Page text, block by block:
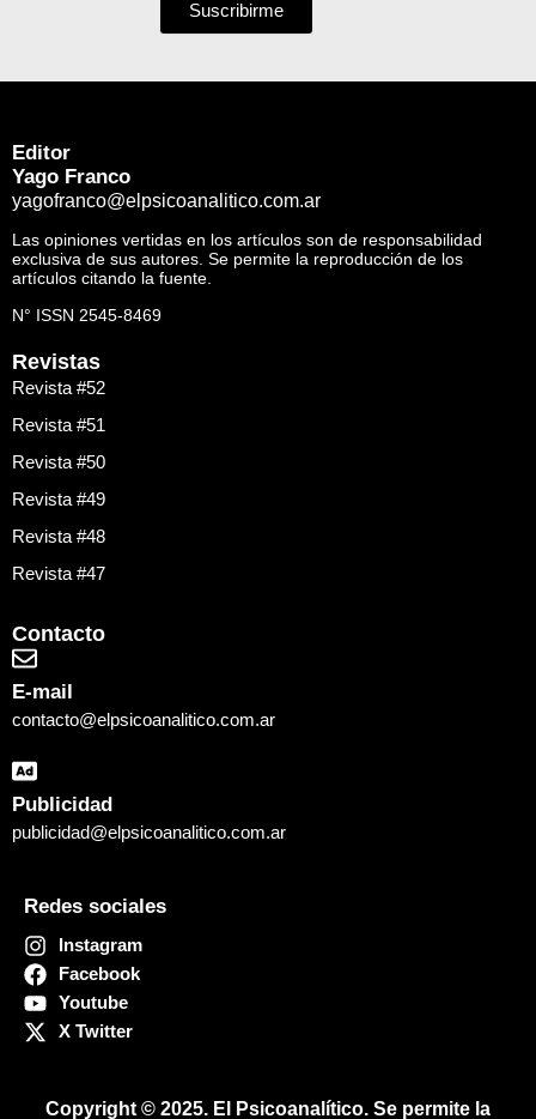
Suscribirme
Editor
Yago Franco
yagofranco@elpsicoanalitico.com.ar
Las opiniones vertidas en los artículos son de responsabilidad
exclusiva de sus autores. Se permite la reproducción de los
artículos citando la fuente.
N° ISSN 2545-8469
Revistas
Revista #52
Revista #51
Revista #50
Revista #49
Revista #48
Revista #47
Contacto
E-mail
contacto@elpsicoanalitico.com.ar
Publicidad
publicidad@elpsicoanalitico.com.ar
Redes sociales
Instagram
Facebook
Youtube
X Twitter
Copyright © 2025. El Psicoanalítico. Se permite la